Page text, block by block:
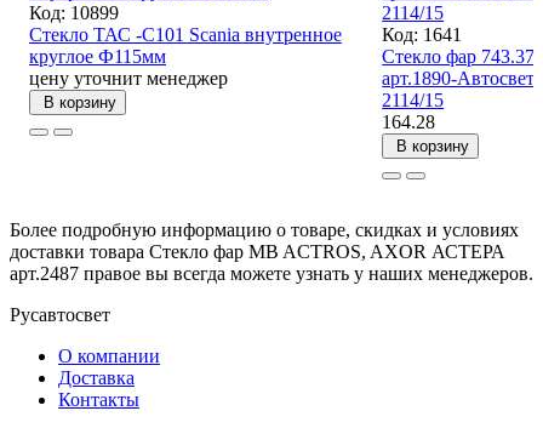
Код: 10899
Стекло ТАС -С101 Scania внутренное
круглое Ф115мм
цену уточнит менеджер
В корзину
Код: 1641
Стекло фар
арт.1890-
2114/15
164.28
В корзину
Более подробную информацию о товаре, скидках и условиях
доставки товара Стекло фар MB ACTROS, AXOR АСТЕРА
арт.2487 правое вы всегда можете узнать у наших менеджеров.
Русавтосвет
О компании
Доставка
Контакты